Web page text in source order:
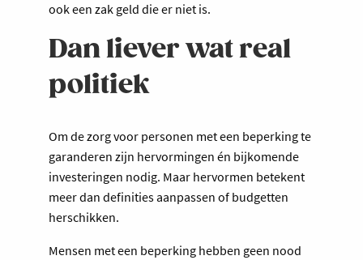
ook een zak geld die er niet is.
Dan liever wat real
politiek
Om de zorg voor personen met een beperking te
garanderen zijn hervormingen én bijkomende
investeringen nodig. Maar hervormen betekent
meer dan definities aanpassen of budgetten
herschikken.
Mensen met een beperking hebben geen nood